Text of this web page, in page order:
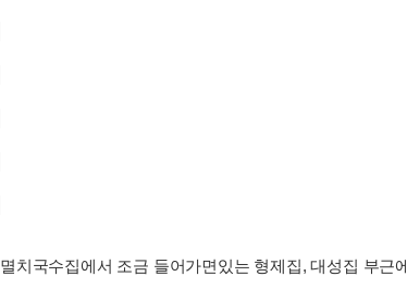
멸치국수집에서 조금 들어가면있는 형제집, 대성집 부근